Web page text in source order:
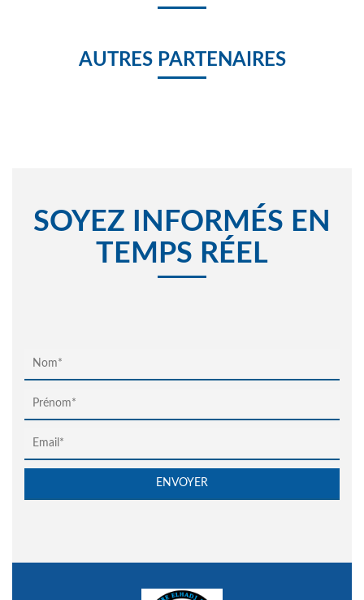
AUTRES PARTENAIRES
SOYEZ INFORMÉS EN
TEMPS RÉEL